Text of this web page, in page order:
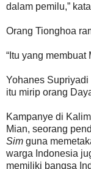
dalam pemilu,”
Orang Tionghoa
“Itu yang membuat
Yohanes Supriyadi
itu mirip orang
Kampanye di
Mian, seorang
Sim guna
warga Indonesia
memiliki bangsa